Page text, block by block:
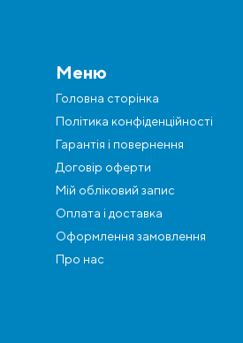
Меню
Головна сторінка
Політика конфіденційності
Гарантія і повернення
Договір оферти
Мій обліковий запис
Оплата і доставка
Оформлення замовлення
Про нас